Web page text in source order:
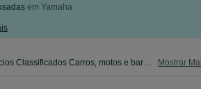
em Yamaha
olx motas usadas - Anúncios Classificados Carros, motos e barcos Beja - camiões, salvados,autocaravanas, scooters e outros. Veja os anúncios ou publique o seu anúncio grátis no OLX Portugal. Mostrar